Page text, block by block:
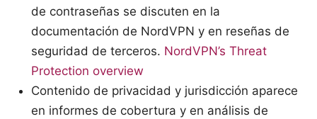
de contraseñas se discuten en la
documentación de NordVPN y en reseñas de
seguridad de terceros. NordVPN’s Threat
Protection overview
Contenido de privacidad y jurisdicción aparece
en informes de cobertura y en análisis de